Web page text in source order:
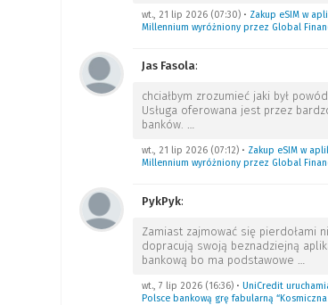
wt., 21 lip 2026 (07:30)• Zakup eSIM w
Millennium wyróżniony przez Global
Jas Fasola:
chciałbym zrozumieć jaki był
Usługa oferowana jest przez
banków. …
wt., 21 lip 2026 (07:12)• Zakup eSIM w
Millennium wyróżniony przez Global
PykPyk:
Zamiast zajmować się pierdołami
dopracują swoją beznadziejną
bankową bo ma podstawowe …
wt., 7 lip 2026 (16:36)• UniCredit
Polsce bankową grę fabularną